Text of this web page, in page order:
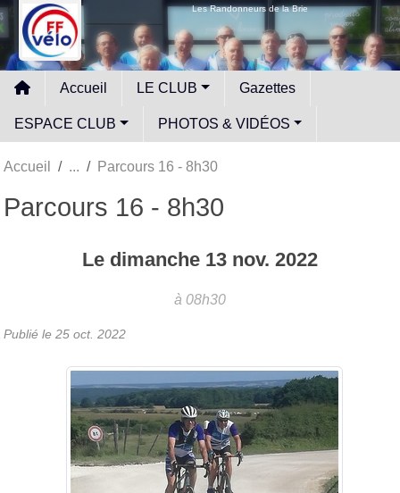
Les Randonneurs de la Brie
Accueil LE CLUB Gazettes
ESPACE CLUB PHOTOS & VIDÉOS
Accueil Parcours 16 - 8h30
Parcours 16 - 8h30
Le dimanche 13 nov. 2022
à 08h30
Publié le 25 oct. 2022
Panneau de gestion des cookies